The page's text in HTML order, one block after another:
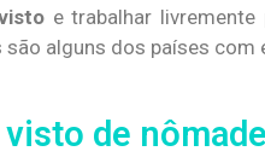
e trabalhar livremente
são alguns dos países com
de